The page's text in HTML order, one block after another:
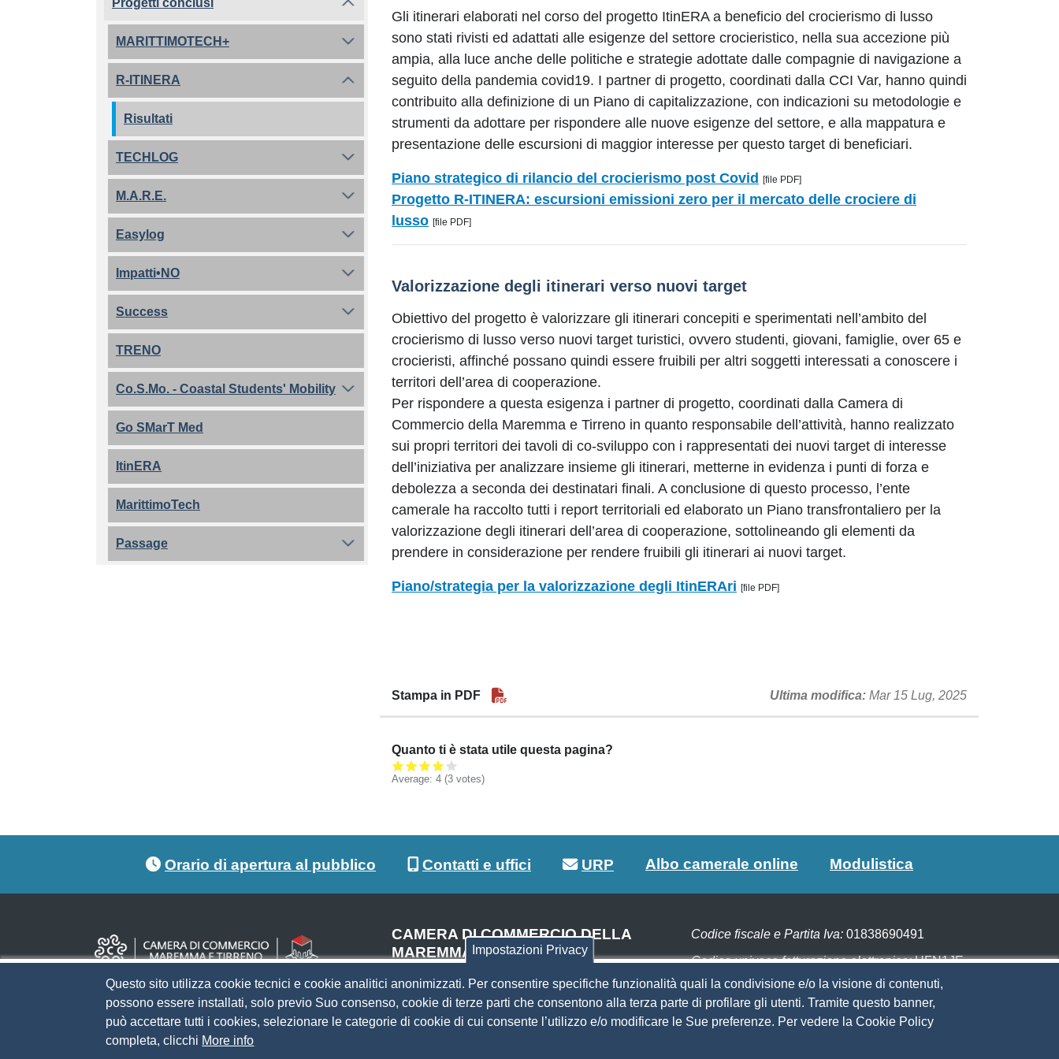
Gli itinerari elaborati nel corso del progetto ItinERA a beneficio del crocierismo di lusso
sono stati rivisti ed adattati alle esigenze del settore crocieristico, nella sua accezione più
ampia, alla luce anche delle politiche e strategie adottate dalle compagnie di navigazione a
seguito della pandemia covid19. I partner di progetto, coordinati dalla CCI Var, hanno quindi
contribuito alla definizione di un Piano di capitalizzazione, con indicazioni su metodologie e
strumenti da adottare per rispondere alle nuove esigenze del settore, e alla mappatura e
presentazione delle escursioni di maggior interesse per questo target di beneficiari.
Piano strategico di rilancio del crocierismo post Covid [file PDF]
Progetto R-ITINERA: escursioni emissioni zero per il mercato delle crociere di
lusso [file PDF]
Valorizzazione degli itinerari verso nuovi target
Obiettivo del progetto è valorizzare gli itinerari concepiti e sperimentati nell’ambito del
crocierismo di lusso verso nuovi target turistici, ovvero studenti, giovani, famiglie, over 65 e
crocieristi, affinché possano quindi essere fruibili per altri soggetti interessati a conoscere i
territori dell’area di cooperazione.
Per rispondere a questa esigenza i partner di progetto, coordinati dalla Camera di
Commercio della Maremma e Tirreno in quanto responsabile dell’attività, hanno realizzato
sui propri territori dei tavoli di co-sviluppo con i rappresentati dei nuovi target di interesse
dell’iniziativa per analizzare insieme gli itinerari, metterne in evidenza i punti di forza e
debolezza a seconda dei destinatari finali. A conclusione di questo processo, l’ente
camerale ha raccolto tutti i report territoriali ed elaborato un Piano transfrontaliero per la
valorizzazione degli itinerari dell’area di cooperazione, sottolineando gli elementi da
prendere in considerazione per rendere fruibili gli itinerari ai nuovi target.
Piano/strategia per la valorizzazione degli ItinERAri [file PDF]
Stampa in PDF Ultima modifica Mar 15 Lug, 2025
Quanto ti è stata utile questa pagina?
Average: 4 (3 votes)
Progetti conclusi
MARITTIMOTECH+
R-ITINERA
Risultati
TECHLOG
M.A.R.E.
Easylog
Impatti•NO
Success
TRENO
Co.S.Mo. - Coastal Students' Mobility
Go SMarT Med
ItinERA
MarittimoTech
Passage
Orario di apertura al pubblico Contatti e uffici URP Albo camerale online Modulistica
CAMERA DI COMMERCIO DELLA
MAREMMA E DEL TIRRENO
SEDE DI LIVORNO
Piazza del Municipio, 48
(ingresso da Via del Porticciolo, 1)
Codice fiscale e Partita Iva: 01838690491
Codice univoco fatturazione elettronica:UFN1JE
Pagare con PagoPA
Impostazioni Privacy
Questo sito utilizza cookie tecnici e cookie analitici anonimizzati. Per consentire specifiche funzionalità quali la condivisione e/o la visione di contenuti,
possono essere installati, solo previo Suo consenso, cookie di terze parti che consentono alla terza parte di profilare gli utenti. Tramite questo banner,
può accettare tutti i cookies, selezionare le categorie di cookie di cui consente l’utilizzo e/o modificare le Sue preferenze. Per vedere la Cookie Policy
completa, clicchi More info